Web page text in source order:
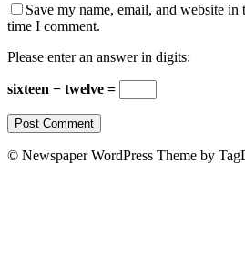
Save my name, email, and website
time I comment.
Please enter an answer in digits:
sixteen − twelve =
© Newspaper WordPress Theme by